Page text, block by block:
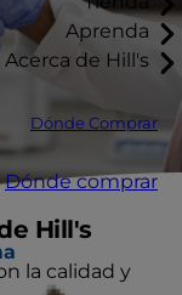
Aprenda
Acerca de Hill's
Dónde Comprar
Dónde comprar
Hill's
la calidad y